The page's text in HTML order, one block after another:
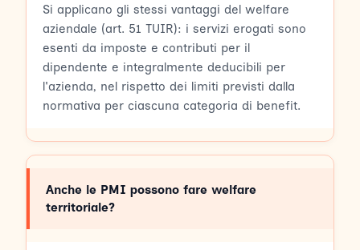
Si applicano gli stessi vantaggi del welfare
aziendale (art. 51 TUIR): i servizi erogati sono
esenti da imposte e contributi per il
dipendente e integralmente deducibili per
l'azienda, nel rispetto dei limiti previsti dalla
normativa per ciascuna categoria di benefit.
Anche le PMI possono fare welfare
territoriale?